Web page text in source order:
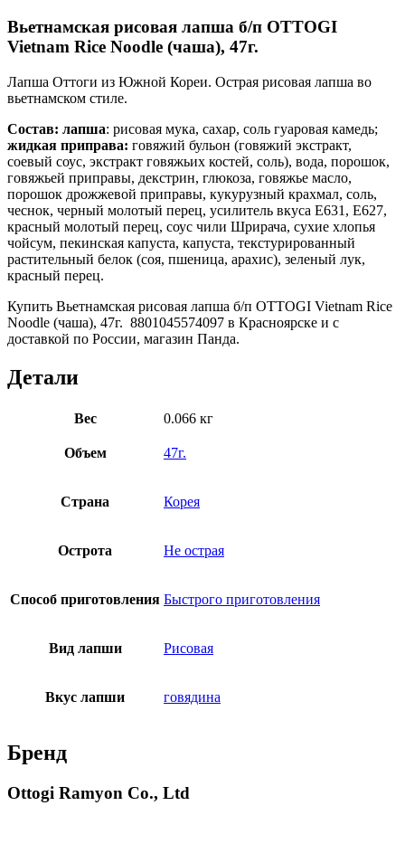
Вьетнамская рисовая лапша б/п OTTOGI
Vietnam Rice Noodle (чаша), 47г.
Лапша Оттоги из Южной Кореи. Острая рисовая лапша во
вьетнамском стиле.
Состав: лапша: рисовая мука, сахар, соль гуаровая камедь;
жидкая приправа: говяжий бульон (говяжий экстракт,
соевый соус, экстракт говяжьих костей, соль), вода, порошок,
говяжьей приправы, декстрин, глюкоза, говяжье масло,
порошок дрожжевой приправы, кукурузный крахмал, соль,
чеснок, черный молотый перец, усилитель вкуса Е631, Е627,
красный молотый перец, соус чили Шрирача, сухие хлопья
чойсум, пекинская капуста, капуста, текстурированный
растительный белок (соя, пшеница, арахис), зеленый лук,
красный перец.
Купить Вьетнамская рисовая лапша б/п OTTOGI Vietnam Rice
Noodle (чаша), 47г. 8801045574097 в Красноярске и с
доставкой по России, магазин Панда.
Детали
Вес 0.066 кг
Объем 47г.
Страна Корея
Острота Не острая
Способ приготовления Быстрого приготовления
Вид лапши Рисовая
Вкус лапши говядина
Бренд
Ottogi Ramyon Co., Ltd